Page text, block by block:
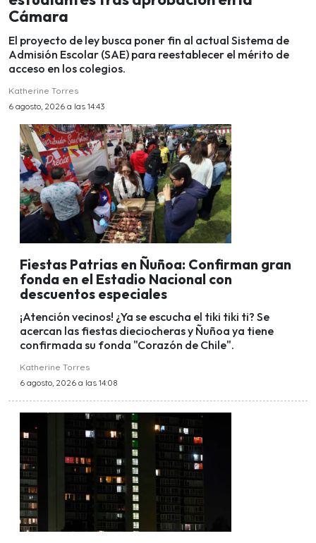
Cámara
El proyecto de ley busca poner fin al actual Sistema de
Admisión Escolar (SAE) para reestablecer el mérito de
acceso en los colegios.
Katherine Torres
6 agosto, 2026 a las 14:43
Fiestas Patrias en Ñuñoa: Confirman gran
fonda en el Estadio Nacional con
descuentos especiales
¡Atención vecinos! ¿Ya se escucha el tiki tiki ti? Se
acercan las fiestas dieciocheras y Ñuñoa ya tiene
confirmada su fonda "Corazón de Chile".
Katherine Torres
6 agosto, 2026 a las 14:08